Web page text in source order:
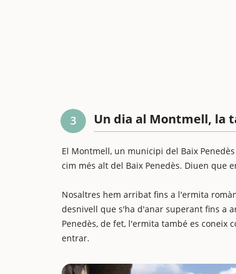
3 Un dia al Montmell, la
El Montmell, un municipi del Baix
cim més alt del Baix Penedès. Diuen que
Nosaltres hem arribat fins a l'ermita
desnivell que s'ha d'anar superant fins a
Penedès, de fet, l'ermita també es coneix
entrar.